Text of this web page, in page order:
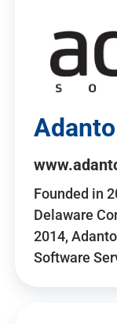
Founded in
Delaware
2014,
Software